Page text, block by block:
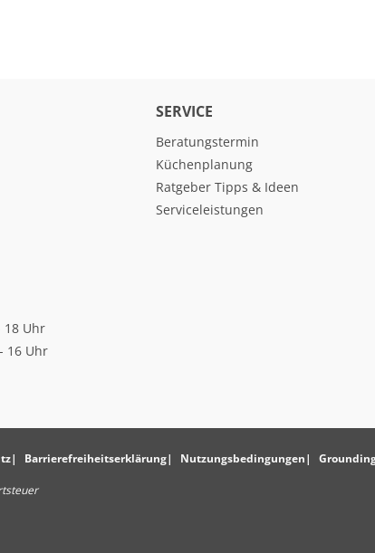
SERVICE
Beratungstermin
Küchenplanung
Ratgeber Tipps & Ideen
Serviceleistungen
18 Uhr
Uhr
Barrierefreiheitserklärung Nutzungsbedingungen